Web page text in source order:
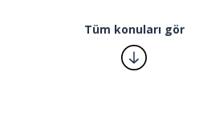
Tüm konuları gör